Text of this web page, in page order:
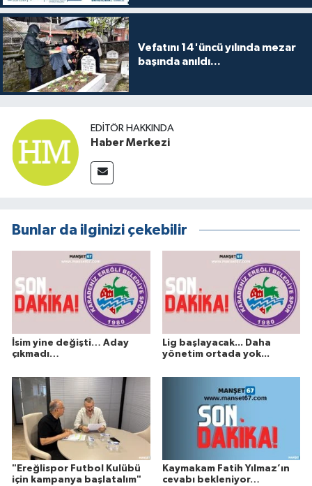
Vefatını 14'üncü yılında mezar
başında anıldı...
EDITÖR HAKKINDA
Haber Merkezi
Bunlar da ilginizi çekebilir
İsim yine değişti… Aday
çıkmadı…
Lig başlayacak... Daha
yönetim ortada yok...
"Ereğlispor Futbol Kulübü
için kampanya başlatalım"
Kaymakam Fatih Yılmaz’ın
cevabı bekleniyor…